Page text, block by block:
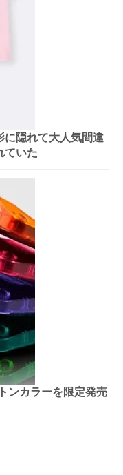
に隠れて大人気間違
ていた
ンカラーを限定発売